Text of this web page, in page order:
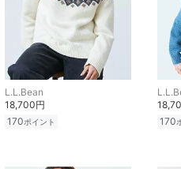
L.L.Bean
18,700円
170ポイント
170